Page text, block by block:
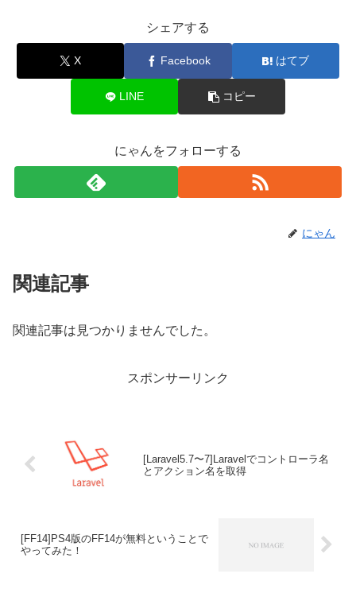
シェアする
X Facebook はてブ
LINE コピー
にゃんをフォローする
にゃん
関連記事
関連記事は見つかりませんでした。
スポンサーリンク
[Laravel5.7〜7]Laravelでコントローラ名
とアクション名を取得
[FF14]PS4版のFF14が無料ということで
やってみた！